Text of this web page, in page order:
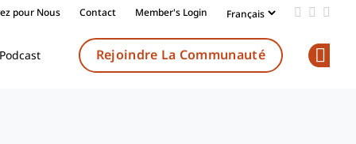
pour Nous Contact Member's Login Add us
Follow
Rejoindre La Communauté